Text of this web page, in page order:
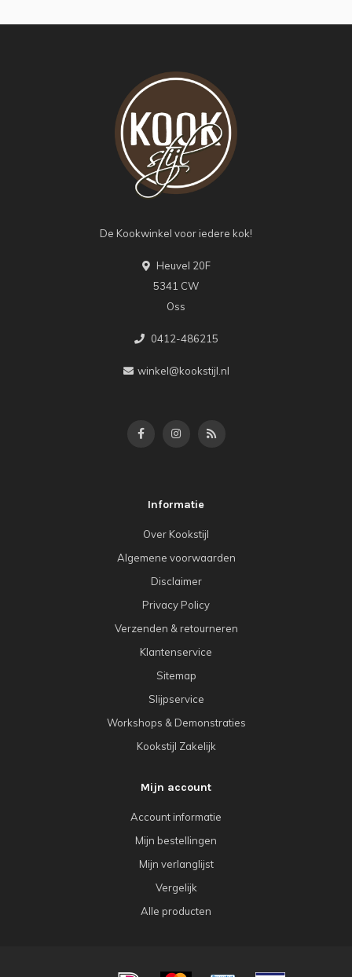
De Kookwinkel voor iedere kok!
Heuvel 20F
5341 CW
Oss
0412-486215
winkel@kookstijl.nl
Informatie
Over Kookstijl
Algemene voorwaarden
Disclaimer
Privacy Policy
Verzenden & retourneren
Klantenservice
Sitemap
Slijpservice
Workshops & Demonstraties
Kookstijl Zakelijk
Mijn account
Account informatie
Mijn bestellingen
Mijn verlanglijst
Vergelijk
Alle producten